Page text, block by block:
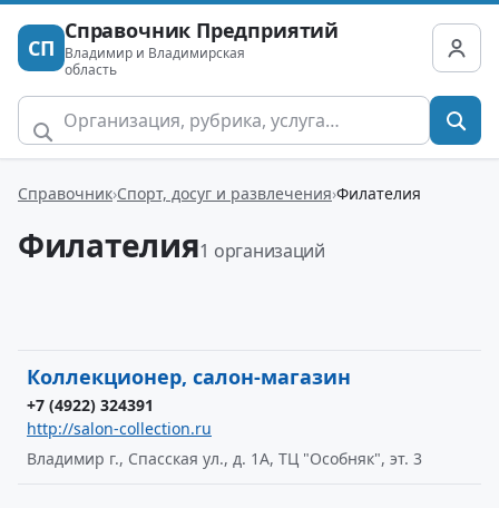
СП
Справочник Предприятий
Владимир и Владимирская
область
Справочник Спорт, досуг и развлечения Филателия
Филателия1 организаций
Коллекционер, салон-магазин
+7 (4922) 324391
http://salon-collection.ru
Владимир г., Спасская ул., д. 1А, ТЦ "Особняк", эт. 3